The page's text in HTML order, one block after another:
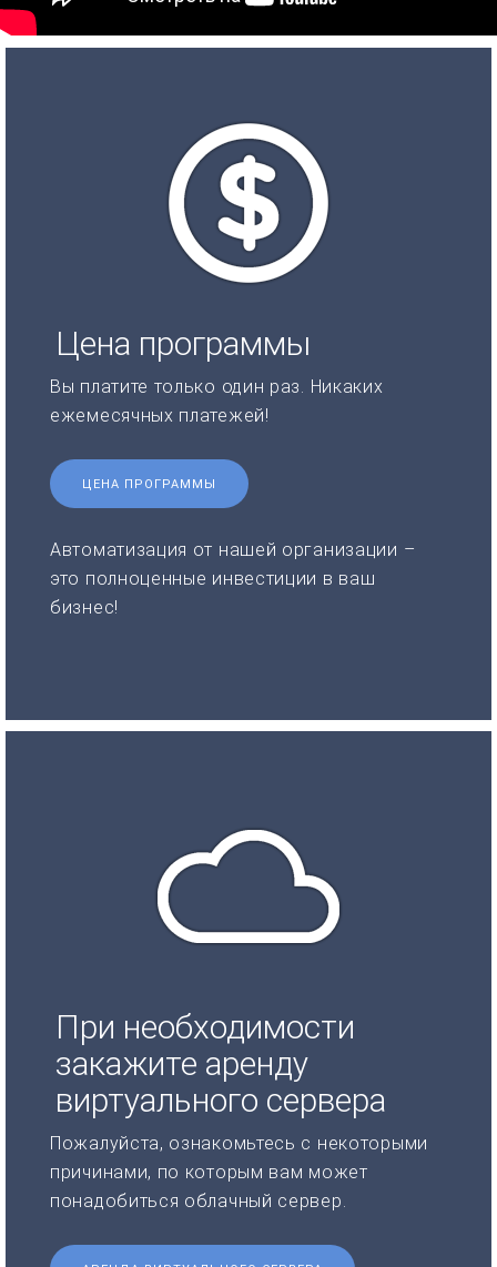
Цена программы
Вы платите только один раз. Никаких
ежемесячных платежей!
ЦЕНА ПРОГРАММЫ
Автоматизация от нашей организации –
это полноценные инвестиции в ваш
бизнес!
При необходимости
закажите аренду
виртуального сервера
Пожалуйста, ознакомьтесь с некоторыми
причинами, по которым вам может
понадобиться облачный сервер.